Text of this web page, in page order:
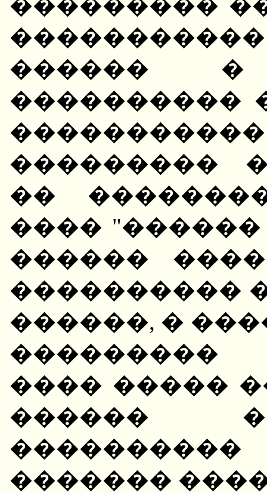
���������
������
����������
���������
��
����
������
����������
������, �
���������
���� �����
������
�������